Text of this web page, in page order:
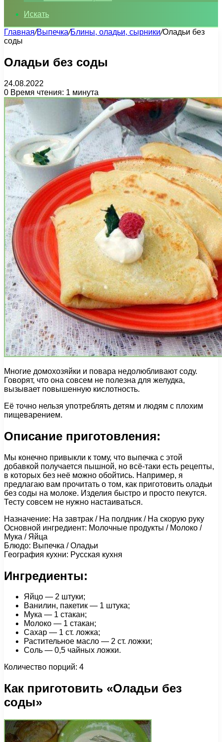
Искать
Главная/Выпечка/Блины, оладьи, сырники/Оладьи без
соды
Оладьи без соды
24.08.2022
0 Время чтения: 1 минута
Многие домохозяйки и повара недолюбливают соду.
Говорят, что она совсем не полезна для желудка,
вызывает повышенную кислотность.
Её точно нельзя употреблять детям и людям с плохим
пищеварением.
Описание приготовления:
Мы конечно привыкли к тому, что выпечка с этой
добавкой получается пышной, но всё-таки есть рецепты,
в которых без неё можно обойтись. Например, я
предлагаю вам прочитать о том, как приготовить оладьи
без соды на молоке. Изделия быстро и просто пекутся.
Тесту совсем не нужно настаиваться.
Назначение: На завтрак / На полдник / На скорую руку
Основной ингредиент: Молочные продукты / Молоко /
Мука / Яйца
Блюдо: Выпечка / Оладьи
География кухни: Русская кухня
Ингредиенты:
Яйцо — 2 штуки;
Ванилин, пакетик — 1 штука;
Мука — 1 стакан;
Молоко — 1 стакан;
Сахар — 1 ст. ложка;
Растительное масло — 2 ст. ложки;
Соль — 0,5 чайных ложки.
Количество порций: 4
Как приготовить «Оладьи без
соды»